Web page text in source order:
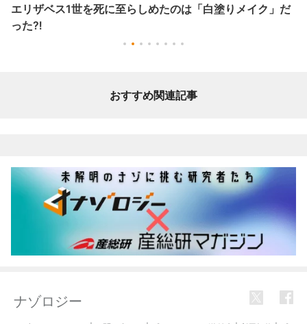
エリザベス1世を死に至らしめたのは「白塗りメイク」だ
った⁈
おすすめ関連記事
ナゾロジー